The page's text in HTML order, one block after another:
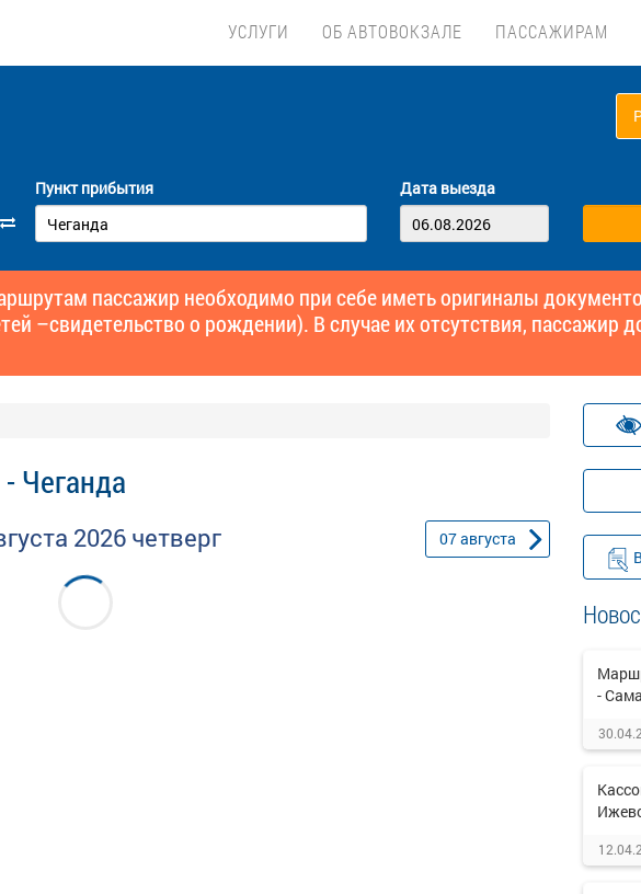
УСЛУГИ ОБ АВТОВОКЗАЛЕ ПАССАЖИРАМ
Пункт прибытия Дата выезда
пассажир необходимо при себе иметь оригиналы
–свидетельство о рождении). В случае их отсутствия, пассажир
Чеганда
2026 четверг 07августа
-